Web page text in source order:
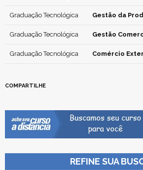
Graduação Tecnológica Gestão da
Graduação Tecnológica Gestão
Graduação Tecnológica Comércio
COMPARTILHE
REFINE SUA